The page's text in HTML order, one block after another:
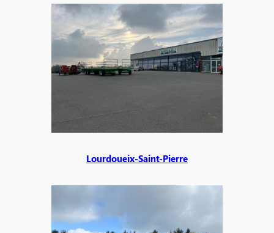
Lourdoueix-Saint-Pierre